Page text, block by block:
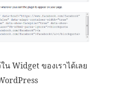
น Widget ของเราได้เลย